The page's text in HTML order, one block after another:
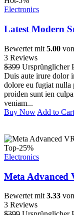
Electronics
Latest Modern
Bewertet mit 5.00
3 Reviews
$399 Ursprünglicher
Duis aute irure dolor
dolore eu fugiat nulla
proiden sunt ien
veniam...
Buy Now Add to Cart
Top-25%
Electronics
Meta Advanced
Bewertet mit 3.33
3 Reviews